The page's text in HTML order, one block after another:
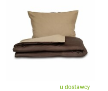
u dostawcy